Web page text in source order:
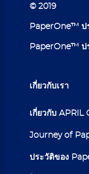
© 2019
PaperOne™ ป
PaperOne™ ป
เกี่ยวกับเรา
เกี่ยวกับ APRIL
Journey of
ประวัติของ